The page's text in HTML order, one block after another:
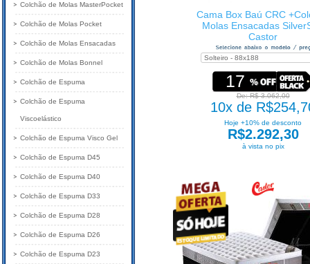
Cama Box Baú CRC
Molas Ensacadas
Castor
17
De: R$ 3.062,00
10x de
Hoje +10% de desconto
R$2.292,30
à vista no pix
Colchão de Molas MasterPocket
Colchão de Molas Pocket
Colchão de Molas Ensacadas
Colchão de Molas Bonnel
Colchão de Espuma
Colchão de Espuma
Viscoelástico
Colchão de Espuma Visco Gel
Colchão de Espuma D45
Colchão de Espuma D40
Colchão de Espuma D33
Colchão de Espuma D28
Colchão de Espuma D26
Colchão de Espuma D23